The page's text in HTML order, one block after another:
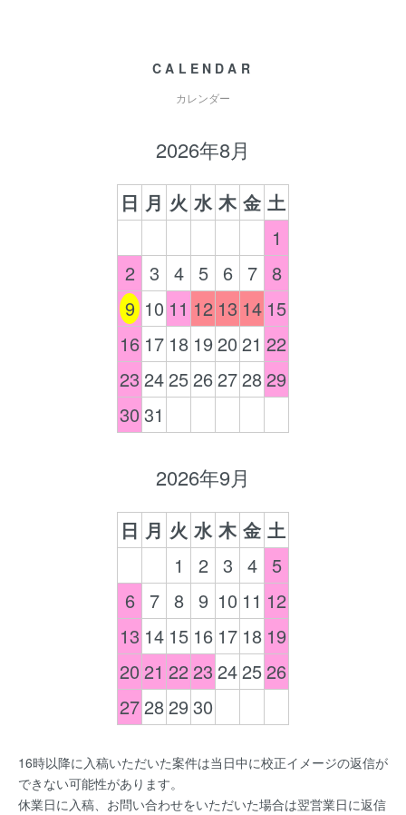
CALENDAR
カレンダー
2026年8月
日 月 火 水 木 金 土
1
2 3 4 5 6 7 8
9 10 11 12 13 14 15
16 17 18 19 20 21 22
23 24 25 26 27 28 29
30 31
2026年9月
日 月 火 水 木 金 土
1
2 3 4 5
6
7 8 9 10 11 12
13 14 15 16 17 18 19
20 21 22 23 24 25 26
27 28 2930
16時以降に入稿いただいた案件は当日中に校正イメージの返信が
できない可能性があります。
休業日に入稿、お問い合わせをいただいた場合は翌営業日に返信